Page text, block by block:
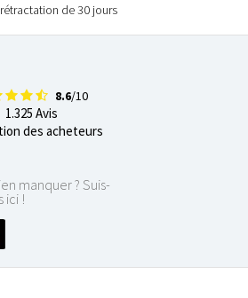
de 30 jours
8.6/10
1.325 Avis
des acheteurs
manquer ? Suis-
ici !